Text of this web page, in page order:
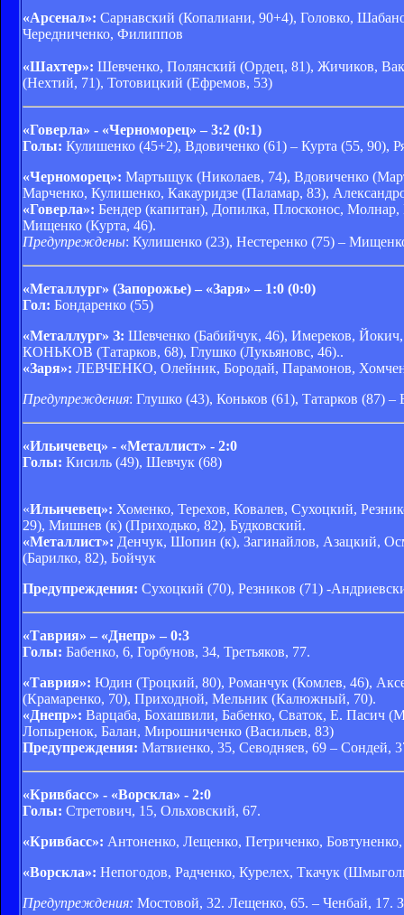
«Арсенал»: Сарнавский (Копалиани, 90+4), Головко,
Чередниченко, Филиппов
«Шахтер»: Шевченко, Полянский (Ордец, 81), Жичиков,
(Нехтий, 71), Тотовицкий (Ефремов, 53)
«Говерла» - «Черноморец» – 3:2 (0:1)
Голы: Кулишенко (45+2), Вдовиченко (61) – Курта (55, 90),
«Черноморец»: Мартыщук (Николаев, 74), Вдовиченко
Марченко, Кулишенко, Какауридзе (Паламар, 83),
«Говерла»: Бендер (капитан), Допилка, Плосконос,
Мищенко (Курта, 46).
Предупреждены: Кулишенко (23), Нестеренко (75) –
«Металлург» (Запорожье) – «Заря» – 1:0 (0:0)
Гол: Бондаренко (55)
«Металлург» З: Шевченко (Бабийчук, 46), Имереков,
КОНЬКОВ (Татарков, 68), Глушко (Лукьяновс, 46)..
«Заря»: ЛЕВЧЕНКО, Олейник, Бородай, Парамонов,
Предупреждения: Глушко (43), Коньков (61), Татарков (87) –
«Ильичевец» - «Металлист» - 2:0
Голы: Кисиль (49), Шевчук (68)
«Ильичевец»: Хоменко, Терехов, Ковалев, Сухоцкий,
29), Мишнев (к) (Приходько, 82), Будковский.
«Металлист»: Денчук, Шопин (к), Загинайлов, Азацкий,
(Барилко, 82), Бойчук
Предупреждения: Сухоцкий (70), Резников (71) -
«Таврия» – «Днепр» – 0:3
Голы: Бабенко, 6, Горбунов, 34, Третьяков, 77.
«Таврия»: Юдин (Троцкий, 80), Романчук (Комлев, 46),
(Крамаренко, 70), Приходной, Мельник (Калюжный, 70).
«Днепр»: Варцаба, Бохашвили, Бабенко, Сваток, Е. Пасич
Лопыренок, Балан, Мирошниченко (Васильев, 83)
Предупреждения: Матвиенко, 35, Севодняев, 69 – Сондей,
«Кривбасс» - «Ворскла» - 2:0
Голы: Стретович, 15, Ольховский, 67.
«Кривбасс»: Антоненко, Лещенко, Петриченко,
«Ворскла»: Непогодов, Радченко, Курелех, Ткачук
Предупреждения: Мостовой, 32. Лещенко, 65. – Ченбай, 17.